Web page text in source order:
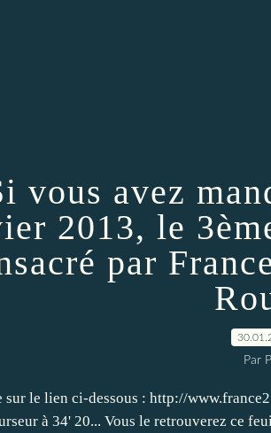
vous avez
2013, le
par
Par
sur le lien ci-dessous : http://
à 34' 20... Vous le retrouverez ce